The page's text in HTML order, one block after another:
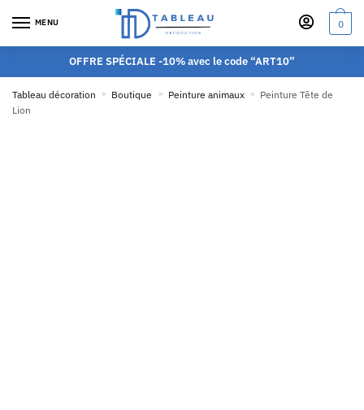
MENU 0
OFFRE SPÉCIALE -10% avec le code “ART10”
Tableau décoration » Boutique » Peinture animaux »
Peinture Tête de
Lion